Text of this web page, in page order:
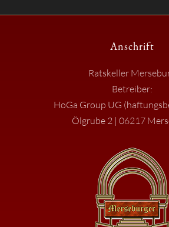
Anschrift
Ratskeller
Betreiber:
HoGa Group UG
Ölgrube 2 | 06217